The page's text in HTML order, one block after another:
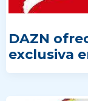
DAZN
exclusiva